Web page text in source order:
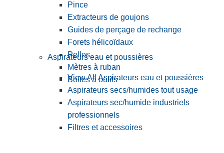
Pince
Extracteurs de goujons
Guides de perçage de rechange
Forets hélicoïdaux
Pelles
Mètres à ruban
Boîtes à outils
Aspirateurs eau et poussières
View All Aspirateurs eau et poussières
Aspirateurs secs/humides tout usage
Aspirateurs sec/humide industriels
professionnels
Filtres et accessoires